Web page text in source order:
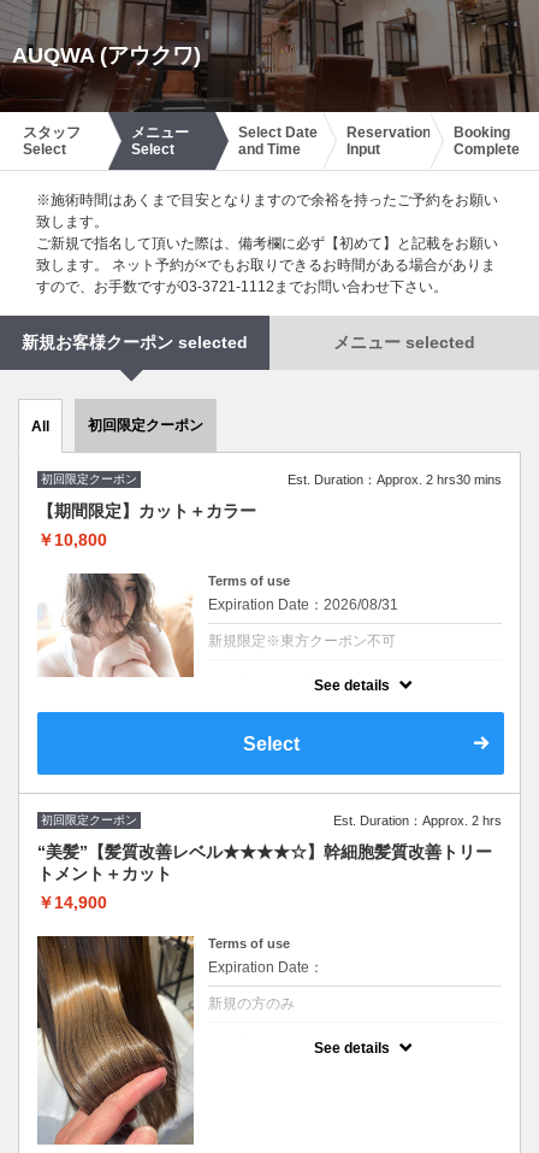
AUQWA (アウクワ)
スタッフ
Select
メニュー
Select
Select Date
and Time
Reservation
Input
Booking
Complete
※施術時間はあくまで目安となりますので余裕を持ったご予約をお願い
致します。
ご新規で指名して頂いた際は、備考欄に必ず【初めて】と記載をお願い
致します。 ネット予約が×でもお取りできるお時間がある場合がありま
すので、お手数ですが03-3721-1112までお問い合わせ下さい。
新規お客様クーポン selected メニュー selected
All 初回限定クーポン
初回限定クーポン Est. Duration：Approx. 2 hrs30 mins
【期間限定】カット＋カラー
￥10,800
Terms of use
Expiration Date：2026/08/31
新規限定※東方クーポン不可
得！！カット、質感チェンジカラー※SB込
み/ロング料金なし
ウィービング、ハイライト、ブリーチご希望
戴いたします。(その場合最終受付けプラス１
時間前のご予約をお願い致します。)
※施術時間はあくまで目安時間となりますの
で余裕を持ったご予約をお願い致します。
See details
Select
初回限定クーポン Est. Duration：Approx. 2 hrs
“美髪”【髪質改善レベル★★★★☆】幹細胞髪質改善トリー
トメント＋カット
￥14,900
Terms of use
Expiration Date：
新規の方のみ
See details